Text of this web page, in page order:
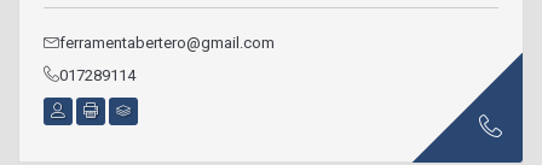
ferramentabertero@gmail.com
017289114